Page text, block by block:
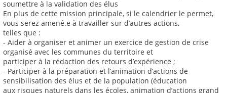
soumettre à la validation des élus
En plus de cette mission principale, si le calendrier le permet,
vous serez amené.e à travailler sur d’autres actions,
telles que :
- Aider à organiser et animer un exercice de gestion de crise
organisé avec les communes du territoire et
participer à la rédaction des retours d’expérience ;
- Participer à la préparation et l’animation d’actions de
sensibilisation des élus et de la population (éducation
aux risques naturels dans les écoles, animation d’actions grand